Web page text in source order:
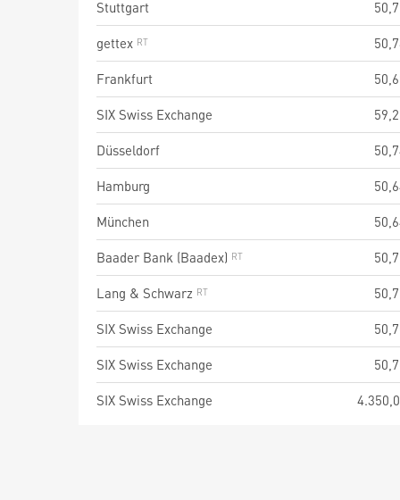
Stuttgart
gettex
Frankfurt
SIX Swiss Exchange
Düsseldorf
Hamburg
München
Baader Bank (Baadex)
Lang & Schwarz
SIX Swiss Exchange
SIX Swiss Exchange
SIX Swiss Exchange